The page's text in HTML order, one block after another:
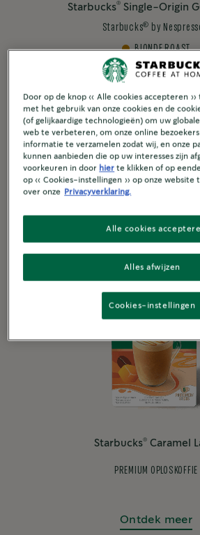
Starbucks®Single-Origin
Starbucks® by
BLONDE ROAST
Ontdek meer
NIEUW
Starbucks®Caramel
PREMIUM OPLOSKOFFIE
Ontdek meer
Door op de knop « Alle cookies accepteren »
met het gebruik van onze cookies en de
(of gelijkaardige technologieën) om uw
web te verbeteren, om onze online
informatie te verzamelen zodat wij, en onze
kunnen aanbieden die op uw interesses zijn
voorkeuren in door hier te klikken of op
op « Cookies-instellingen » op onze website
over onze
Privacyverklaring.
Alles afwijzen
Alle cookies
Cookies-instellingen